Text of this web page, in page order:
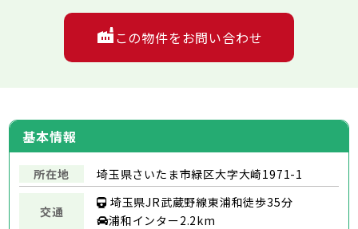
基本情報
所在地 埼玉県さいたま市緑区大字大崎1971-1
交通
埼玉県JR武蔵野線東浦和徒歩35分
浦和インター2.2km
この物件をお問い合わせ